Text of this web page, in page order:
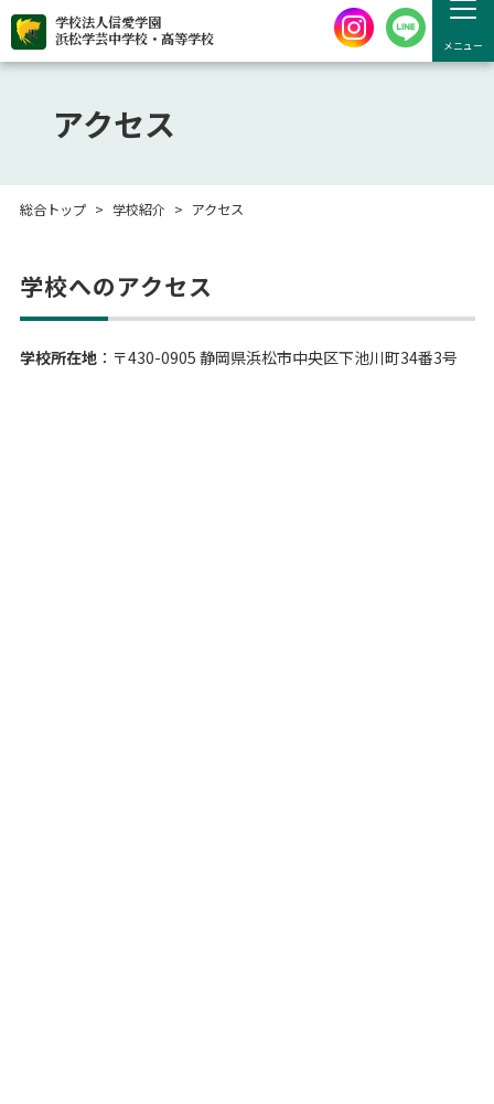
学校法人信愛学園
浜松学芸中学校・高等学校
メニュー
アクセス
総合トップ 学校紹介 アクセス
学校へのアクセス
学校所在地：〒430-0905 静岡県浜松市中央区下池川町34番3号